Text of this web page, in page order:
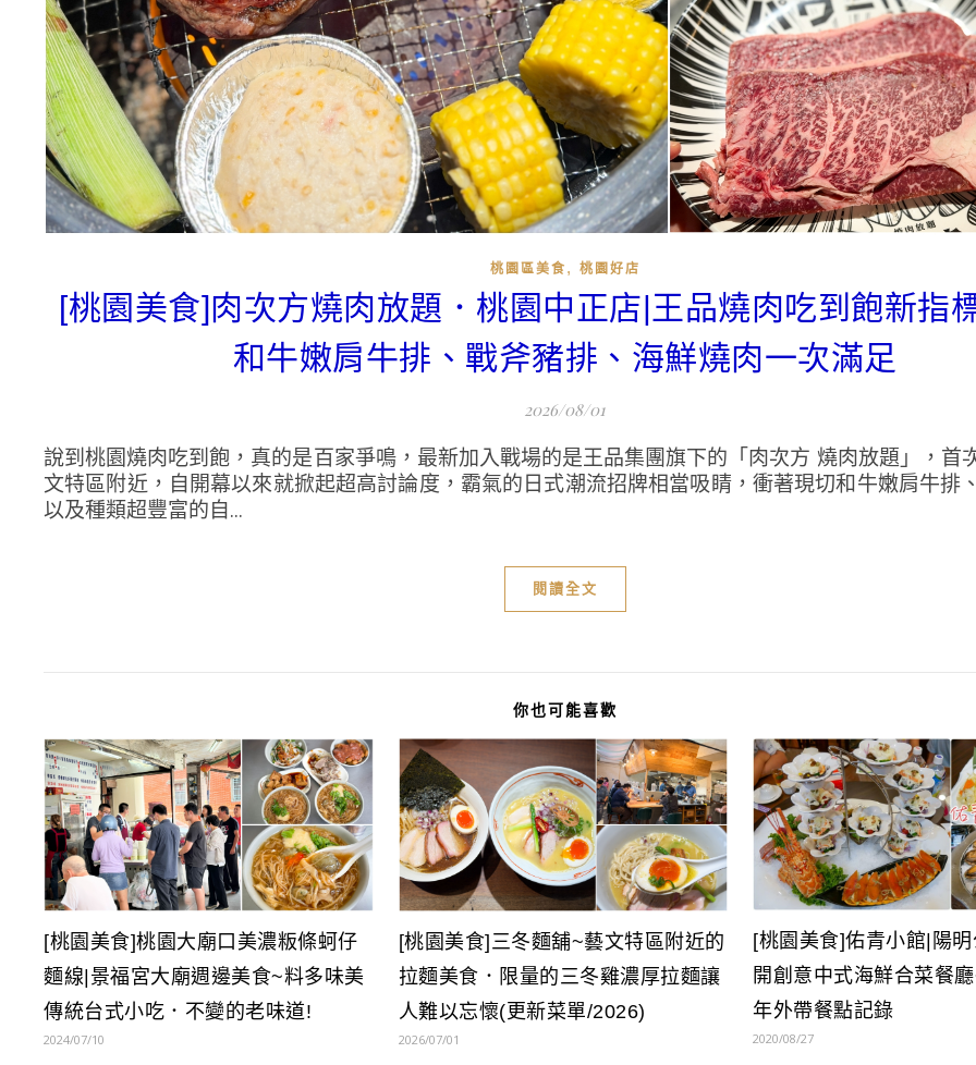
桃園區美食 , 桃園好店
[桃園美食]肉次方燒肉放題．桃園中正店|王品燒肉吃到飽新指
和牛嫩肩牛排、戰斧豬排、海鮮燒肉一次滿足
2026/08/01
說到桃園燒肉吃到飽，真的是百家爭鳴，最新加入戰場的是王品集團旗下的「肉次方 燒肉放題」，首
文特區附近，自開幕以來就掀起超高討論度，霸氣的日式潮流招牌相當吸睛，衝著現切和牛嫩肩牛排
以及種類超豐富的自...
閱讀全文
你也可能喜歡
[桃園美食]桃園大廟口美濃粄條蚵仔
麵線|景福宮大廟週邊美食~料多味美
傳統台式小吃．不變的老味道!
2024/07/10
[桃園美食]三冬麵舖~藝文特區附近的
拉麵美食．限量的三冬雞濃厚拉麵讓
人難以忘懷(更新菜單/2026)
2026/07/01
[桃園美食]佑青小館|陽
開創意中式海鮮合菜餐
年外帶餐點記錄
2020/08/27